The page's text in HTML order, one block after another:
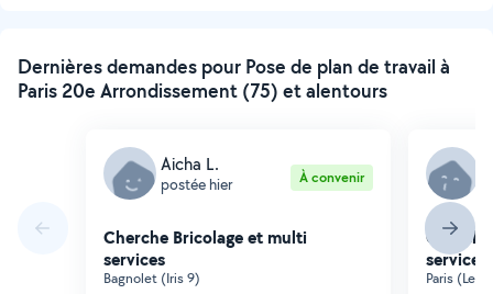
Dernières demandes pour Pose de plan de travail à
Paris 20e Arrondissement (75) et alentours
Aicha L.
postée hier À convenir
Cherche Bricolage et multi
services
Bagnolet (Iris 9)
services
Paris (Les